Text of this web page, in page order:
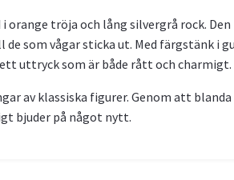
tröja och lång silvergrå rock.
som vågar sticka ut. Med färgstänk i
uttryck som är både rått och charmigt.
av klassiska figurer. Genom att
bjuder på något nytt.